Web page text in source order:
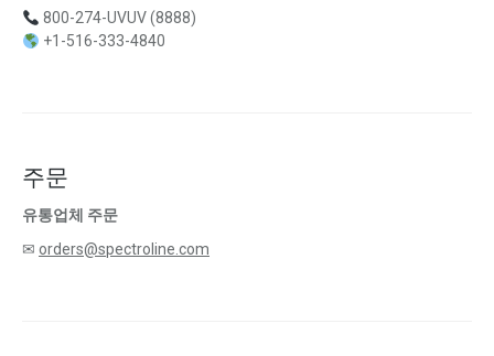
800-274-UVUV (8888)
+1-516-333-4840
주문
유통업체 주문
✉ orders@spectroline.com